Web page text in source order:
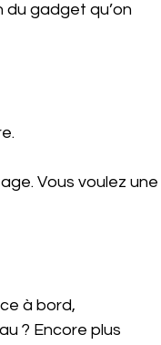
du gadget qu’on
Vous voulez une
à bord,
? Encore plus